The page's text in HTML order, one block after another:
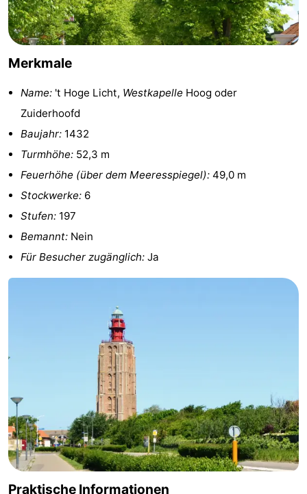
Toorop
Essen
und
trinken
Veranstaltungen
Ringstechen
Praktisch
Forum
Route
-
Zeeland
Schouwen-
Duiveland
-
Renesse
-
Brouwershaven
-
Merkmale
Name: 't Hoge Licht, Westkapelle Hoog oder
Zuiderhoofd
Baujahr: 1432
Turmhöhe: 52,3 m
Feuerhöhe (über dem Meeresspiegel): 49,0 m
Stockwerke: 6
Stufen: 197
Bemannt: Nein
Für Besucher zugänglich: Ja
Praktische Informationen